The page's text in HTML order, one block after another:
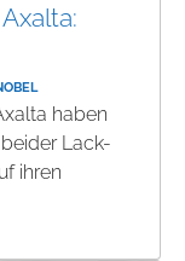
haben
Lack-
ihren